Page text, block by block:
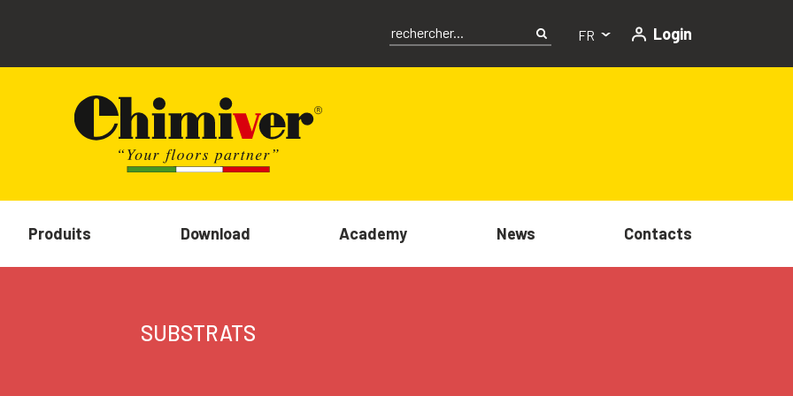
FR Login
Produits Download Academy News Contacts
SUBSTRATS